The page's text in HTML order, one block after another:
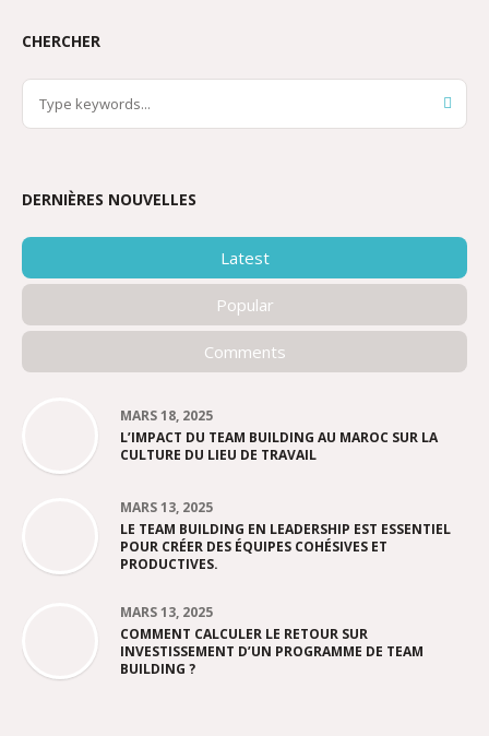
CHERCHER
DERNIÈRES NOUVELLES
Latest
Popular
Comments
MARS 18, 2025
L’IMPACT DU TEAM BUILDING AU MAROC SUR LA
CULTURE DU LIEU DE TRAVAIL
MARS 13, 2025
LE TEAM BUILDING EN LEADERSHIP EST ESSENTIEL
POUR CRÉER DES ÉQUIPES COHÉSIVES ET
PRODUCTIVES.
MARS 13, 2025
COMMENT CALCULER LE RETOUR SUR
INVESTISSEMENT D’UN PROGRAMME DE TEAM
BUILDING ?